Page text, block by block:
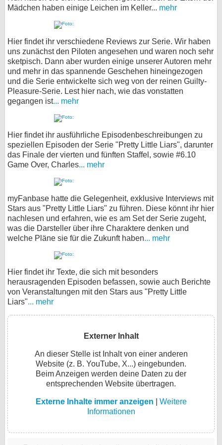
Mädchen haben einige Leichen im Keller... mehr
Hier findet ihr verschiedene Reviews zur Serie. Wir haben
uns zunächst den Piloten angesehen und waren noch sehr
sketpisch. Dann aber wurden einige unserer Autoren mehr
und mehr in das spannende Geschehen hineingezogen
und die Serie entwickelte sich weg von der reinen Guilty-
Pleasure-Serie. Lest hier nach, wie das vonstatten
gegangen ist... mehr
Hier findet ihr ausführliche Episodenbeschreibungen zu
speziellen Episoden der Serie "Pretty Little Liars", darunter
das Finale der vierten und fünften Staffel, sowie #6.10
Game Over, Charles... mehr
myFanbase hatte die Gelegenheit, exklusive Interviews mit
Stars aus "Pretty Little Liars" zu führen. Diese könnt ihr hier
nachlesen und erfahren, wie es am Set der Serie zugeht,
was die Darsteller über ihre Charaktere denken und
welche Pläne sie für die Zukunft haben... mehr
Hier findet ihr Texte, die sich mit besonders
herausragenden Episoden befassen, sowie auch Berichte
von Veranstaltungen mit den Stars aus "Pretty Little
Liars"... mehr
Externer Inhalt
An dieser Stelle ist Inhalt von einer anderen
Website (z. B. YouTube, X...) eingebunden.
Beim Anzeigen werden deine Daten zu der
entsprechenden Website übertragen.
Externe Inhalte immer anzeigen
Weitere
Informationen